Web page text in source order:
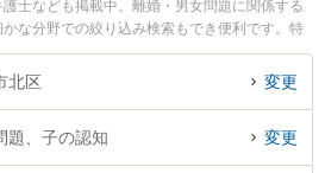
士なども掲載中。離婚・男女問題に関係する
な分野での絞り込み検索もでき便利です。特
晃嗣弁護士のプロフィール情報や弁護士費用、
熊本市北区で土日や夜間に発生した子の認知
約したい』などでお困りの相談者さんにおす
北区 変更
題、子の認知 変更